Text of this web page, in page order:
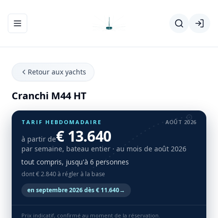
Ouvrir/fermer le menu de navigation
Retour aux yachts
Cranchi M44 HT
TARIF HEBDOMADAIRE AOÛT 2026
à partir de€ 13.640
par semaine, bateau entier · au mois de août 2026
tout compris, jusqu'à 6 personnes
dont € 2.840 à régler à la base
en septembre 2026 dès € 11.640→
Prix indicatif, confirmé au moment de la réservation.